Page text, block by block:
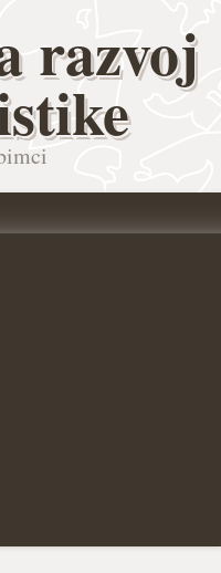
razvoj